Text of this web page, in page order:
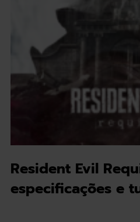
Resident Evil
especificações e